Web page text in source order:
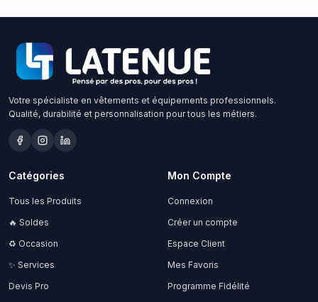
Votre spécialiste en vêtements et équipements professionnels.
Qualité, durabilité et personnalisation pour tous les métiers.
Catégories
Tous les Produits
🔥 Soldes
♻️ Occasion
✨ Services
Devis Pro
Mon Compte
Connexion
Créer un compte
Espace Client
Mes Favoris
Programme Fidélité